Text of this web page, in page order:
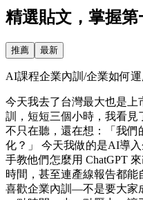
精選貼文，掌握第
推薦 最新
AI課程企業內訓/企業如何
今天我去了台灣最大也是上
訓，短短三個小時，我看見
不只在聽，還在想：「我
化？」 今天我做的是AI導
手教他們怎麼用 ChatGPT
時間，甚至連產線報告都
喜歡企業內訓—不是要大家